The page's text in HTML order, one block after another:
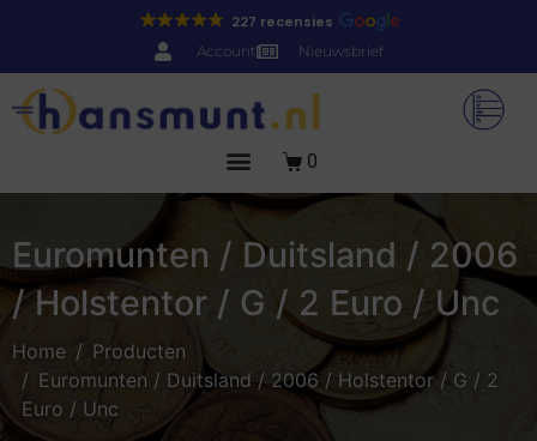
227 recensies
Account Nieuwsbrief
0
Euromunten / Duitsland / 2006
/ Holstentor / G / 2 Euro / Unc
Home
Producten
Euromunten / Duitsland / 2006 / Holstentor / G / 2
Euro / Unc